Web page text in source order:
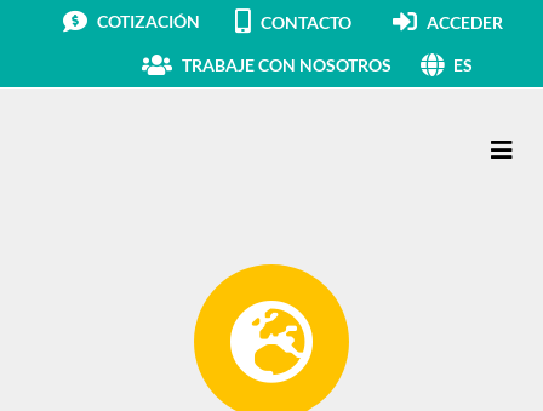
COTIZACIÓN CONTACTO ACCEDER
TRABAJE CON NOSOTROS ES